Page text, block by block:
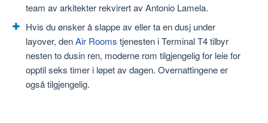
team av arkitekter rekvirert av Antonio Lamela.
Hvis du ønsker å slappe av eller ta en dusj under
layover, denAir Rooms tjenesten i Terminal T4 tilbyr
nesten to dusin ren, moderne rom tilgjengelig for leie for
opptil seks timer i løpet av dagen. Overnattingene er
også tilgjengelig.